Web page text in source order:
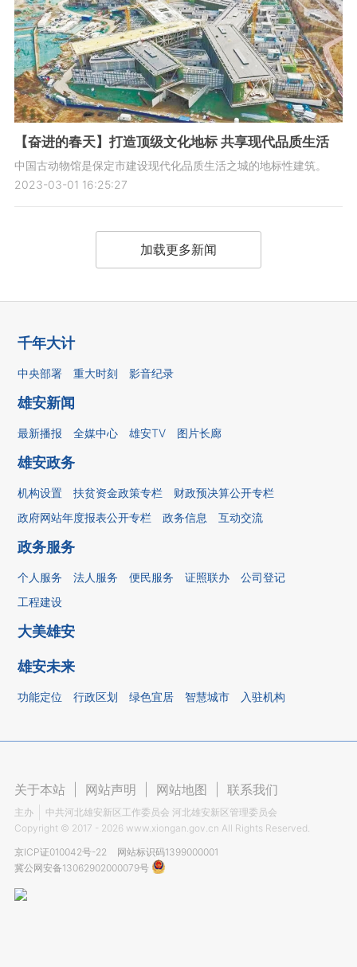
【奋进的春天】打造顶级文化地标 共享现代品质生活
中国古动物馆是保定市建设现代化品质生活之城的地标性建筑。
2023-03-01 16:25:27
加载更多新闻
千年大计
中央部署 重大时刻 影音纪录
雄安新闻
最新播报 全媒中心 雄安TV 图片长廊
雄安政务
机构设置 扶贫资金政策专栏
财政预决算公开专栏
政府网站年度报表公开专栏
政务信息 互动交流
政务服务
个人服务 法人服务 便民服务 证照联办
公司登记
工程建设
大美雄安
雄安未来
功能定位 行政区划 绿色宜居 智慧城市 入驻机构
关于本站 网站声明 网站地图 联系我们
主办
中共河北雄安新区工作委员会 河北雄安新区管理委员会
Copyright © 2017 - 2026 www.xiongan.gov.cn All Rights Reserved.
京ICP证010042号-22
网站标识码1399000001
冀公网安备13062902000079号